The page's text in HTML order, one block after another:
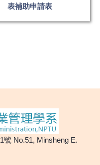
表補助申請表
號 No.51, Minsheng E.